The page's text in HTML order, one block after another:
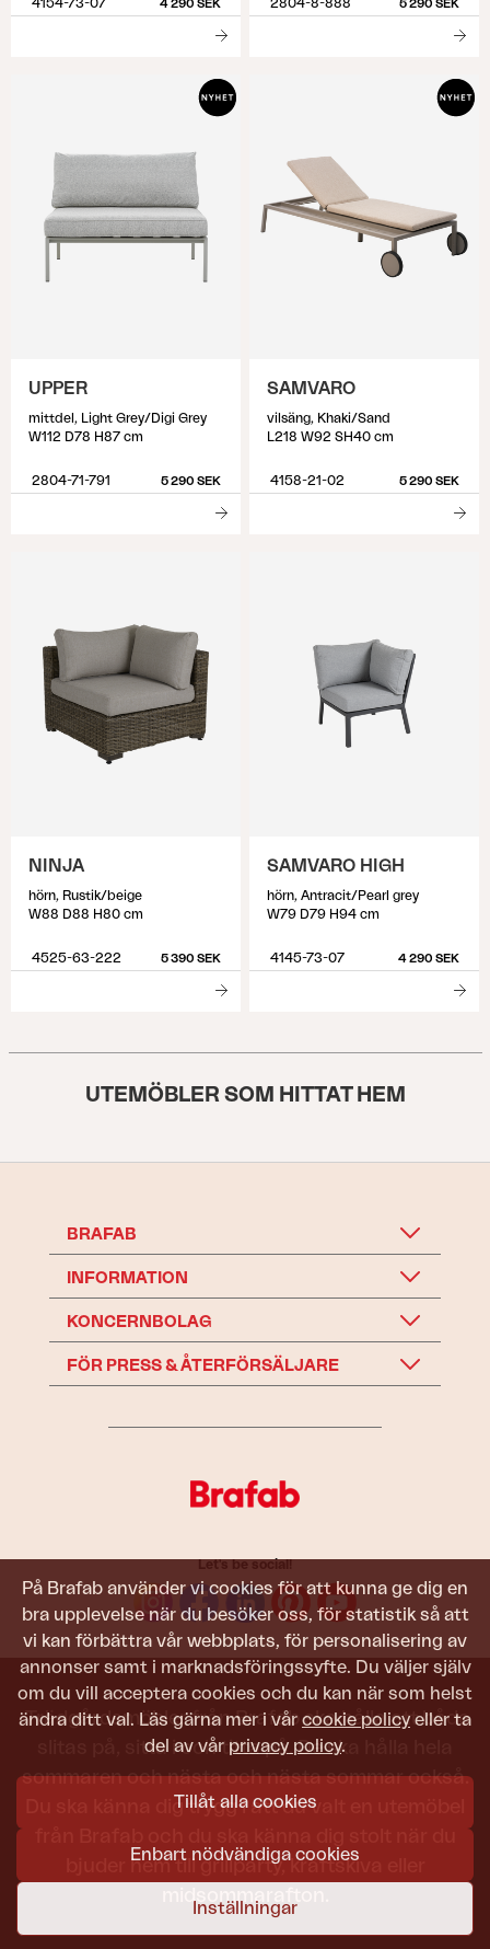
På Brafab använder vi cookies för att kunna ge dig en
bra upplevelse när du besöker oss, för statistik så att
vi kan förbättra vår webbplats, för personalisering av
annonser samt i marknadsföringssyfte. Du väljer själv
om du vill acceptera cookies och du kan när som helst
ändra ditt val. Läs gärna mer i vår cookie policy eller ta
del av vår privacy policy.
Tillåt alla cookies
Enbart nödvändiga cookies
Inställningar
4154-73-07 4 290 SEK 2804-8-888 5 290 SEK
UPPER
mittdel, Light Grey/Digi Grey
W112 D78 H87 cm
2804-71-791 5 290 SEK
SAMVARO
vilsäng, Khaki/Sand
L218 W92 SH40 cm
4158-21-02 5 290 SEK
NINJA
hörn, Rustik/beige
W88 D88 H80 cm
4525-63-222 5 390 SEK
SAMVARO HIGH
hörn, Antracit/Pearl grey
W79 D79 H94 cm
4145-73-07 4 290 SEK
UTEMÖBLER SOM HITTAT HEM
BRAFAB
INFORMATION
KONCERNBOLAG
FÖR PRESS & ÅTERFÖRSÄLJARE
Let's be social!
Trädgårdsmöbler från Brafab ska hålla att både
slitas på, sitta i och titta på. De ska hålla hela
sommaren och nästa och nästa sommar också.
Du ska känna dig trygg i att du valt en utemöbel
bjuder hem till grillparty, kräftskiva eller